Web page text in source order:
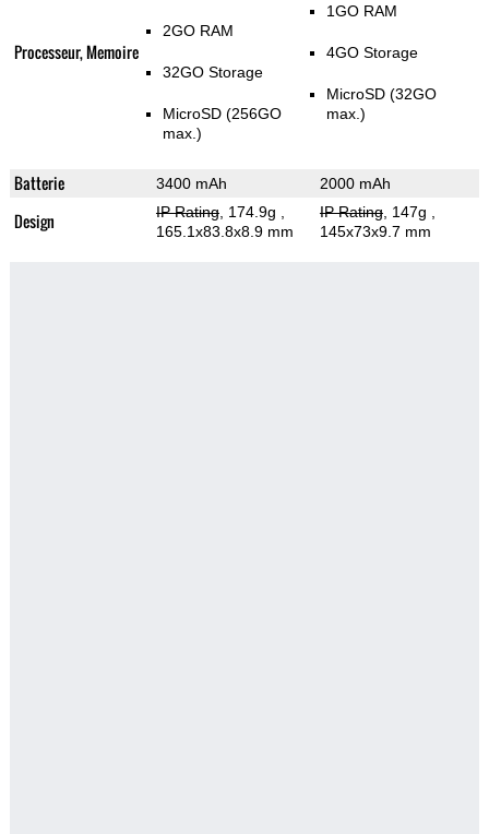
Processeur, Memoire
2GO RAM
32GO Storage
MicroSD (256GO
max.)
1GO RAM
4GO Storage
MicroSD (32GO
max.)
Batterie 3400 mAh 2000 mAh
Design IP Rating, 174.9g
165.1x83.8x8.9 mm
IP Rating, 147g
145x73x9.7 mm